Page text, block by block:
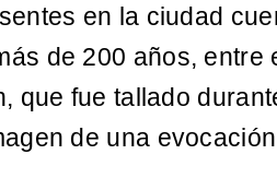
en la ciudad
de 200 años, entre
que fue tallado
de una